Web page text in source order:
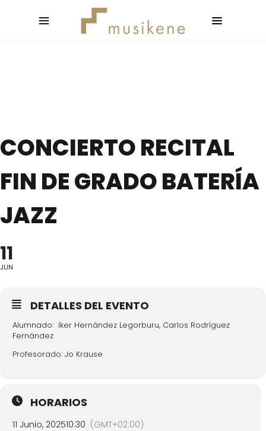
CONCIERTO RECITAL
FIN DE GRADO BATERÍA
JAZZ
11
JUN
DETALLES DEL EVENTO
Alumnado: Iker Hernández Legorburu, Carlos Rodríguez
Fernández
Profesorado: Jo Krause
HORARIOS
11 Junio, 202510:30 (GMT+02:00)